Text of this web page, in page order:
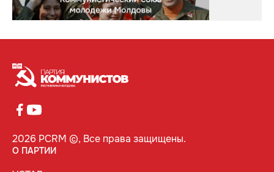
2026 PCRM ©, Все права защищены.
О ПАРТИИ